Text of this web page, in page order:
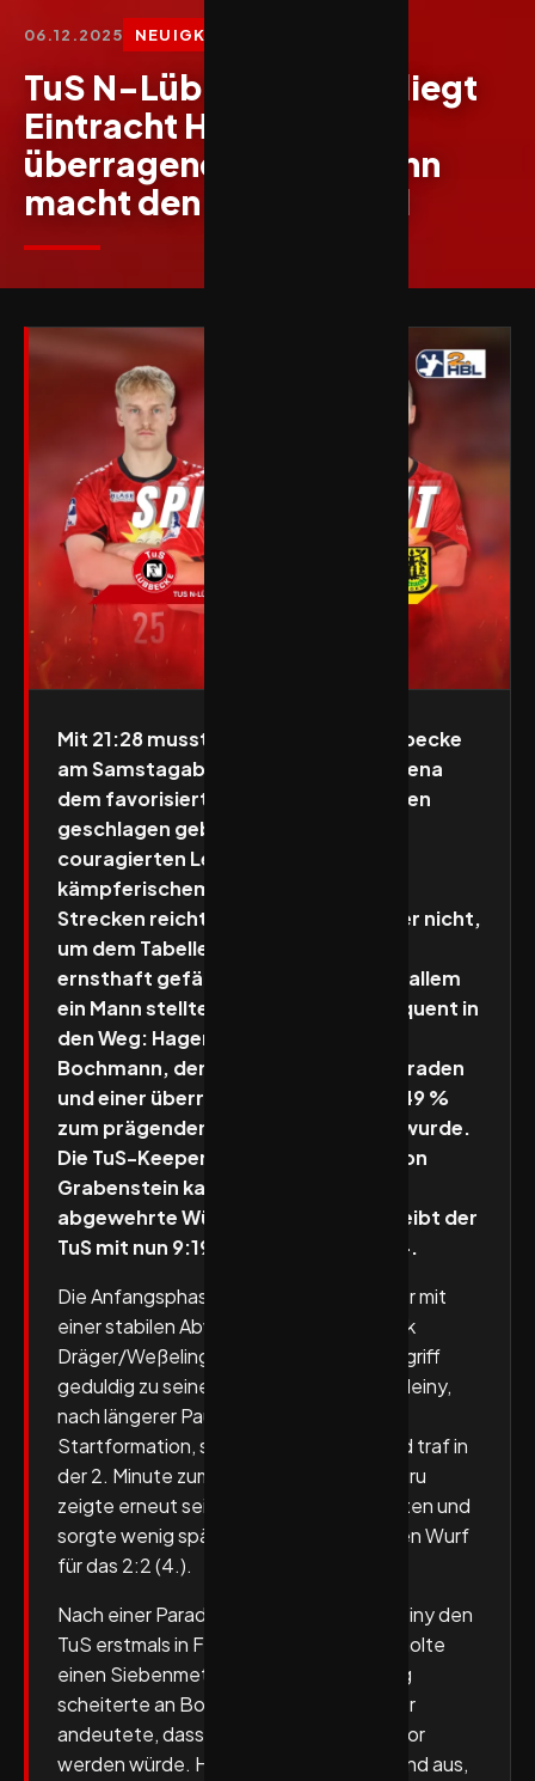
06.12.2025 NEUIGKEITEN
TuS N-Lübbecke unterliegt
Eintracht Hagen –
überragender Bochmann
macht den Unterschied
Mit 21:28 musste sich der TuS N-Lübbecke
am Samstagabend in der MERKUR Arena
dem favorisierten VfL Eintracht Hagen
geschlagen geben. Trotz einer
couragierten Leistung und großem
kämpferischem Einsatz über weite
Strecken reichte es für die Lübbecker nicht,
um dem Tabellenvierten der 2. HBL
ernsthaft gefährlich zu werden. Vor allem
ein Mann stellte sich dem TuS konsequent in
den Weg: Hagens Torhüter Pascal
Bochmann, der mit insgesamt 20 Paraden
und einer überragenden Quote von 49 %
zum prägenden Spieler des Abends wurde.
Die TuS-Keeper Freddy Genz und Leon
Grabenstein kamen jeweils auf fünf
abgewehrte Würfe. In der Tabelle bleibt der
TuS mit nun 9:19 Punkten auf Rang 14.
Die Anfangsphase gehörte dem TuS, der mit
einer stabilen Abwehr um den Innenblock
Dräger/Weßeling überzeugte und im Angriff
geduldig zu seinen Chancen kam. Lutz Heiny,
nach längerer Pause wieder in der
Startformation, setzte früh Akzente und traf in
der 2. Minute zum 1:1. Kasper Haugen Furu
zeigte erneut seine Spielmacherqualitäten und
sorgte wenig später mit einem halbhohen Wurf
für das 2:2 (4.).
Nach einer Parade von Genz brachte Heiny den
TuS erstmals in Führung – 4:3 (8.). Furu holte
einen Siebenmeter heraus, doch Wieling
scheiterte an Bochmann, der bereits hier
andeutete, dass er ein besonderer Faktor
werden würde. Hagen glich postwendend aus,